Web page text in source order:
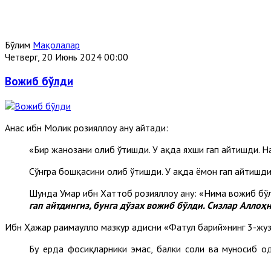
Бўлим Мақолалар
Четверг, 20 Июнь 2024 00:00
Вожиб бўлди
Анас ибн Молик розияллоҳу анҳу айтади:
«Бир жанозани олиб ўтишди. У ҳақда яхши гап айтишди.
Сўнгра бошқасини олиб ўтишди. У ҳақда ёмон гап
Шунда Умар ибн Хаттоб розияллоҳу анҳу: «Нима вожиб
гап айтдингиз, бунга дўзах вожиб бўлди. Сизлар
Ибн Ҳажар раҳимаҳуллоҳ мазкур ҳадисни «Фатҳул барий»нинг 3-
Бу ерда фосиқларники эмас, балки солиҳ ва муносиб